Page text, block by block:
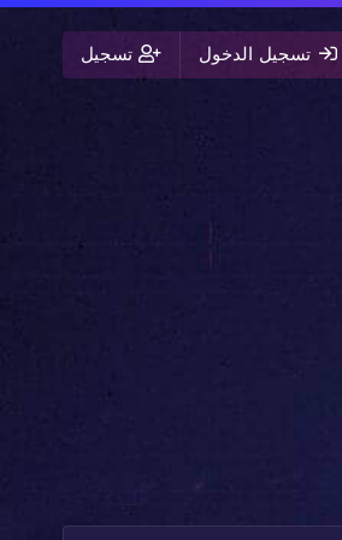
تسجيل الدخول تسجيل